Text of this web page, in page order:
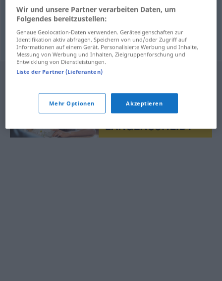
Kundendienstm service
AufschlagmTennis service
Wir und unsere Partner verarbeiten Daten, um
Folgendes bereitzustellen:
Genaue Geolocation-Daten verwenden. Geräteeigenschaften zur
Identifikation aktiv abfragen. Speichern von und/oder Zugriff auf
Informationen auf einem Gerät. Personalisierte Werbung und Inhalte,
Messung von Werbung und Inhalten, Zielgruppenforschung und
Entwicklung von Dienstleistungen.
Liste der Partner (Lieferanten)
Mehr Optionen Akzeptieren